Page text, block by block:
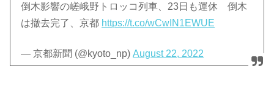
倒木影響の嵯峨野トロッコ列車、23日も運休 倒木
は撤去完了、京都 https://t.co/wCwIN1EWUE
— 京都新聞 (@kyoto_np)August 22, 2022